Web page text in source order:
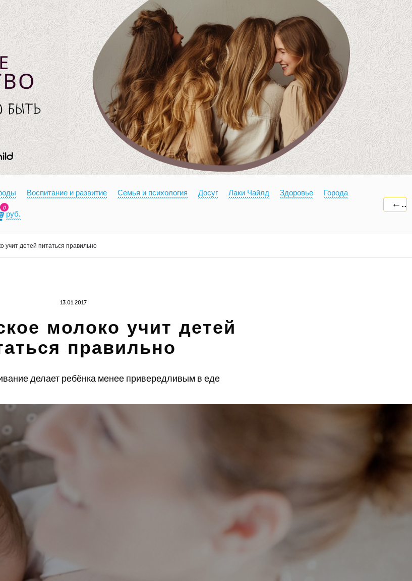
Воспитание и развитие Семья и психология Досуг Лаки Чайлд Здоровье Города
0
руб.
←
учит детей питаться правильно
13.01.2017
молоко учит детей
правильно
делает ребёнка менее привередливым в еде